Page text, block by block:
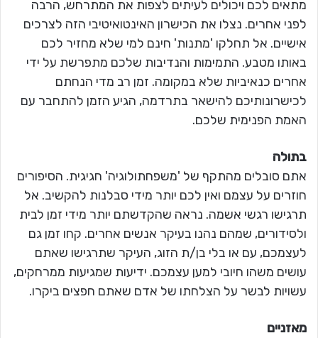
מתאים לכם ויכולים לעיתים לצפות את המתרחש, הרבה
לפני אחרים. נצלו את הכישרון האינטואיטיבי הזה לצרכים
אישיים. אל תחלקו 'מתנות' חינם למי שלא מחזיר לכם
באותו מטבע. התמימות והנדיבות שלכם מתפרשת על ידי
אחרים כנאיביות שלא במקומה. זמן רב מדי הנחתם
לכישרונותיכם להישאר בתרדמה, הגיע הזמן להתחבר עם
האמת הפנימית שלכם.
בתולה
אתם סובלים מהתקף של 'משפחתולוגיה' חגיגית. הסיפורים
חוזרים על עצמם ואין לכם יותר מידי סבלנות להקשיב. אל
תרגישו רגשי אשמה. נראה שהקדשתם יותר מידי זמן לבית
ולסידורים, שמהם נהנו בעיקר אנשים אחרים. קחו זמן גם
לעצמכם, עם או בלי בן/ת הזוג, העיקר שתרגישו שאתם
עושים משהו חיובי למען עצמכם. ידיעות שמגיעות ממרחקים,
עשויות לבשר על הצלחתו של אדם שאתם חפצים ביקרו.
מאזניים